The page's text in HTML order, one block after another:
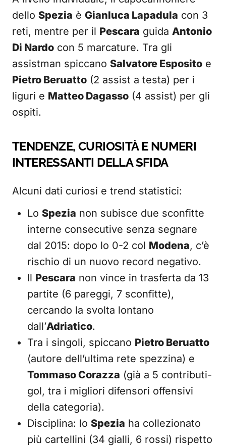
dello Spezia è Gianluca Lapadula con 3
reti, mentre per il Pescara guida Antonio
Di Nardo con 5 marcature. Tra gli
assistman spiccano Salvatore Esposito e
Pietro Beruatto (2 assist a testa) per i
liguri e Matteo Dagasso (4 assist) per gli
ospiti.
TENDENZE, CURIOSITÀ E NUMERI
INTERESSANTI DELLA SFIDA
Alcuni dati curiosi e trend statistici:
Lo Spezia non subisce due sconfitte
interne consecutive senza segnare
dal 2015: dopo lo 0-2 col Modena, c’è
rischio di un nuovo record negativo.
Il Pescara non vince in trasferta da 13
partite (6 pareggi, 7 sconfitte),
cercando la svolta lontano
dall’Adriatico.
Tra i singoli, spiccano Pietro Beruatto
(autore dell’ultima rete spezzina) e
Tommaso Corazza (già a 5 contributi-
gol, tra i migliori difensori offensivi
della categoria).
Disciplina: lo Spezia ha collezionato
più cartellini (34 gialli, 6 rossi) rispetto